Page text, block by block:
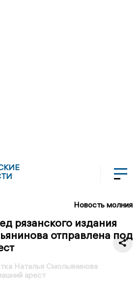
Новость молния
рязанского издания
отправлена под
Наталья Смольянинова
арест